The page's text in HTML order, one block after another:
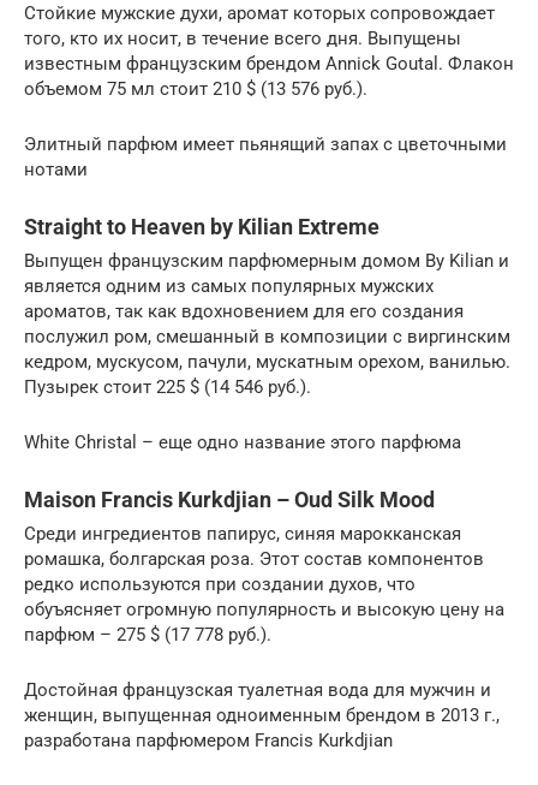
Стойкие мужские духи, аромат которых сопровождает
того, кто их носит, в течение всего дня. Выпущены
известным французским брендом Annick Goutal. Флакон
объемом 75 мл стоит 210 $ (13 576 руб.).
Элитный парфюм имеет пьянящий запах с цветочными
нотами
Straight to Heaven by Kilian Extreme
Выпущен французским парфюмерным домом By Kilian и
является одним из самых популярных мужских
ароматов, так как вдохновением для его создания
послужил ром, смешанный в композиции с виргинским
кедром, мускусом, пачули, мускатным орехом, ванилью.
Пузырек стоит 225 $ (14 546 руб.).
White Christal – еще одно название этого парфюма
Maison Francis Kurkdjian – Oud Silk Mood
Среди ингредиентов папирус, синяя марокканская
ромашка, болгарская роза. Этот состав компонентов
редко используются при создании духов, что
обуъясняет огромную популярность и высокую цену на
парфюм – 275 $ (17 778 руб.).
Достойная французская туалетная вода для мужчин и
женщин, выпущенная одноименным брендом в 2013 г.,
разработана парфюмером Francis Kurkdjian